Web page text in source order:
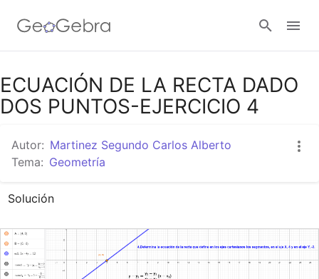
Google Classroom
ECUACIÓN DE LA RECTA DADO
DOS PUNTOS-EJERCICIO 4
Autor: Martinez Segundo Carlos Alberto
Tema: Geometría
Solución